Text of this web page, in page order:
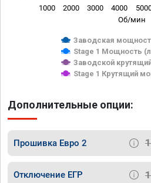
Об/мин
Заводская
Stage 1 Мощность
Заводской
Stage 1 Крутящий
1000 2000 3000 4000
Дополнительные опции:
Прошивка Евро 2
Отключение ЕГР